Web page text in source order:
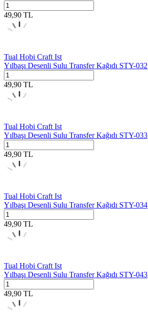
49,90 TL
Tual Hobi Craft Ist
Yılbaşı Desenli Sulu Transfer Kağıdı STY-032
49,90 TL
Tual Hobi Craft Ist
Yılbaşı Desenli Sulu Transfer Kağıdı STY-033
49,90 TL
Tual Hobi Craft Ist
Yılbaşı Desenli Sulu Transfer Kağıdı STY-034
49,90 TL
Tual Hobi Craft Ist
Yılbaşı Desenli Sulu Transfer Kağıdı STY-043
49,90 TL